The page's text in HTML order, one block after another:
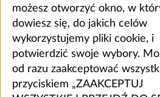
możesz otworzyć okno, w
dowiesz się, do jakich celów
wykorzystujemy pliki cookie, i
potwierdzić swoje wybory.
od razu zaakceptować
przyciskiem „ZAAKCEPTUJ